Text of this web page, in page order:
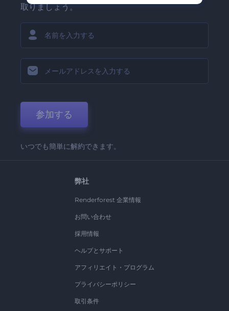
取りましょう。
参加する
いつでも簡単に解約できます。
弊社
Renderforest 企業情報
お問い合わせ
採用情報
ヘルプとサポート
アフィリエイト・プログラム
プライバシーポリシー
取引条件